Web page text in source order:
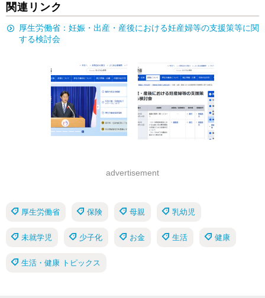
関連リンク
厚生労働省：妊娠・出産・産後における妊産婦等の支援策等に関
する検討会
advertisement
厚生労働省 保険 母親 乳幼児
未就学児 少子化 お金 生活 健康
生活・健康 トピックス